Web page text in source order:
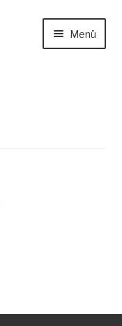
Menü